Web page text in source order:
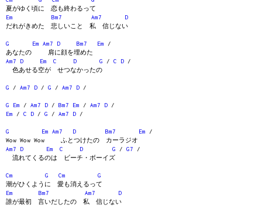
夏がゆく頃に 恋も終わるって
Em
Bm7 Am7
D
だれがきめた 悲しいこと 私 信じない
G Em Am7 D Bm7 Em /
あなたの 肩に顔を埋めた
Am7
D Em C D G / C D /
色あせる空が せつなかったの
G / Am7 D / G / Am7 D /
G Em / Am7 D / Bm7 Em / Am7 D /
Em / C D / G / Am7 D /
G Em Am7 D Bm7 Em /
Wow Wow Wow ふとつけたの カーラジオ
Am7
D Em C D G / G7 /
流れてくるのは ビーチ・ボーイズ
Cm G Cm
G
潮がひくように 愛も消えるって
Em
Bm7 Am7
D
誰が最初 言いだしたの 私 信じない